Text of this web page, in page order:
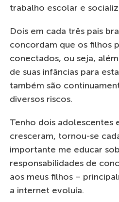
trabalho escolar e
Dois em cada três pais
concordam que os filhos
conectados, ou seja,
de suas infâncias para
também são
diversos riscos.
Tenho dois adolescentes
cresceram, tornou-se
importante me educar
responsabilidades de
aos meus filhos –
a internet evoluía.